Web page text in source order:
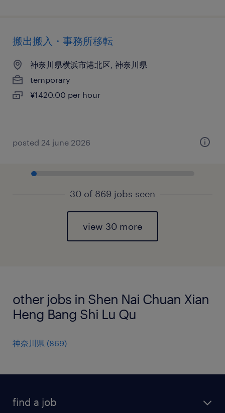
搬出搬入・事務所移転
神奈川県横浜市港北区, 神奈川県
temporary
¥1420.00 per hour
posted 24 june 2026
30 of 869 jobs seen
view 30 more
other jobs in Shen Nai Chuan Xian
Heng Bang Shi Lu Qu
神奈川県 (869)
find a job